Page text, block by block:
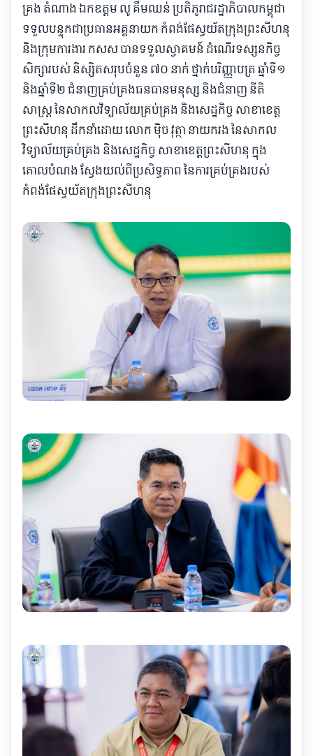
គ្រង តំណាង ឯកឧត្តម លូ គឹមឈន់ ប្រតិភូរាជរដ្ឋាភិបាលកម្ពុជា
ទទួលបន្ទុកជាប្រធានអគ្គនាយក កំពង់ផែស្វយ័តក្រុងព្រះសីហនុ
និងក្រុមការងារ កសស បានទទួលស្វាគមន៍ ដំណើរទស្សនកិច្ច
សិក្សារបស់ និស្សិតសរុបចំនួន ៧០ នាក់ ថ្នាក់បរិញ្ញាបត្រ ឆ្នាំទី១
និងឆ្នាំទី២ ជំនាញគ្រប់គ្រងធនធានមនុស្ស និងជំនាញ នីតិ
សាស្ត្រ នៃសាកលវិទ្យាល័យគ្រប់គ្រង និងសេដ្ឋកិច្ច សាខាខេត្ត
ព្រះសីហនុ ដឹកនាំដោយ លោក មុិច វុត្ថា នាយករង នៃសាកល
វិទ្យាល័យគ្រប់គ្រង និងសេដ្ឋកិច្ច សាខាខេត្តព្រះសីហនុ ក្នុង
គោលបំណង ស្វែងយល់ពីប្រសិទ្ធភាព នៃការគ្រប់គ្រងរបស់
កំពង់ផែស្វយ័តក្រុងព្រះសីហនុ